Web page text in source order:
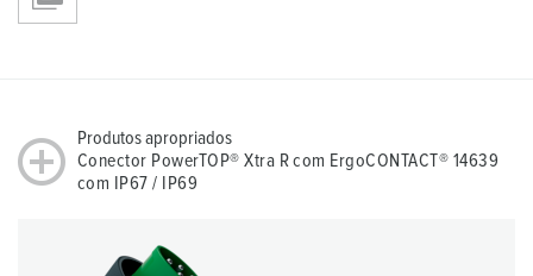
Produtos apropriados
Conector PowerTOP® Xtra R com ErgoCONTACT® 14639
com IP67 / IP69